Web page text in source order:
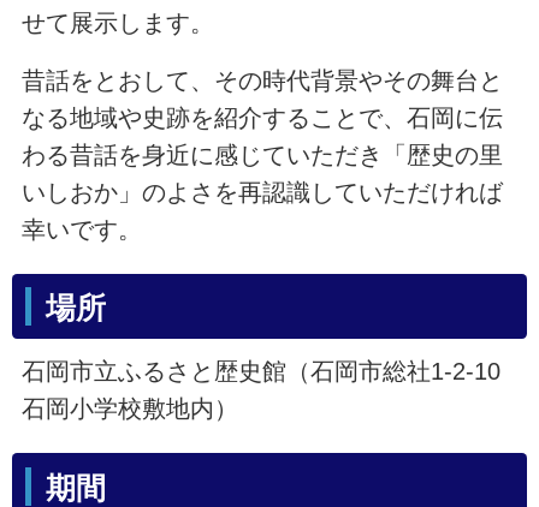
せて展示します。
昔話をとおして、その時代背景やその舞台と
なる地域や史跡を紹介することで、石岡に伝
わる昔話を身近に感じていただき「歴史の里
いしおか」のよさを再認識していただければ
幸いです。
場所
石岡市立ふるさと歴史館（石岡市総社1-2-10
石岡小学校敷地内）
期間